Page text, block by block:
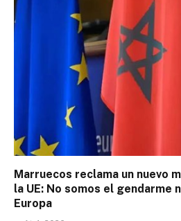
Marruecos reclama un nuevo
la UE: No somos el gendarme
Europa